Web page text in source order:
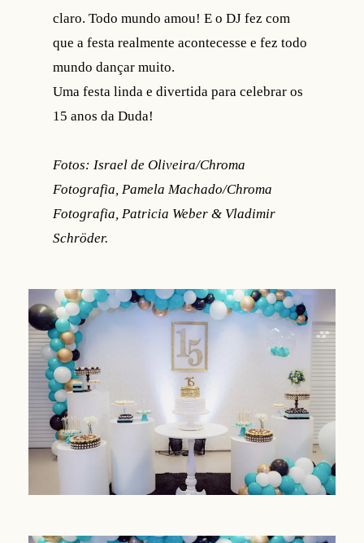
claro. Todo mundo amou! E o DJ fez com
que a festa realmente acontecesse e fez todo
mundo dançar muito.
Uma festa linda e divertida para celebrar os
15 anos da Duda!
Fotos: Israel de Oliveira/Chroma
Fotografia, Pamela Machado/Chroma
Fotografia, Patricia Weber & Vladimir
Schröder.